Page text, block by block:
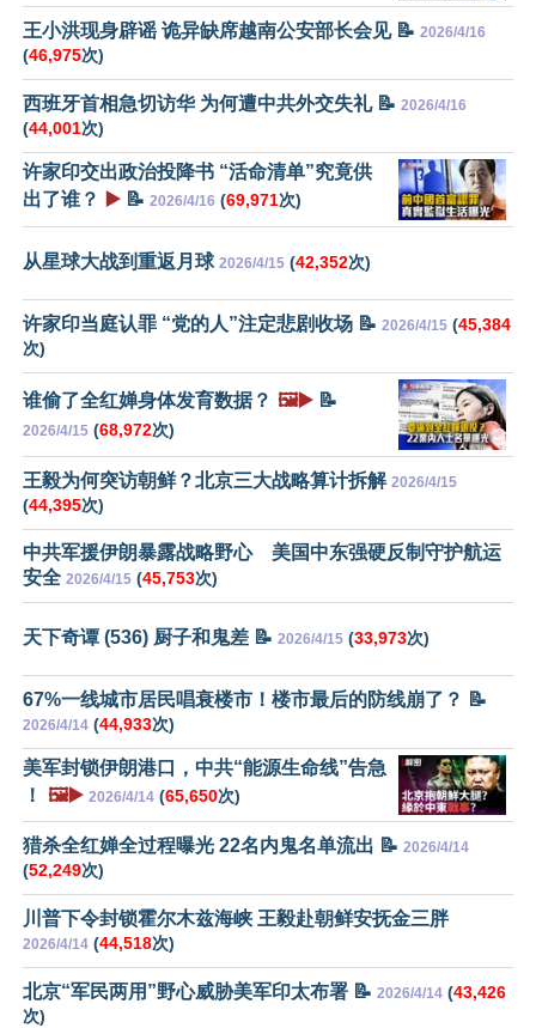
王小洪现身辟谣 诡异缺席越南公安部长会见 📝 2026/4/16
(46,975次)
西班牙首相急切访华 为何遭中共外交失礼 📝 2026/4/16
(44,001次)
许家印交出政治投降书 “活命清单”究竟供
出了谁？
▶️ 📝 2026/4/16 (69,971次)
从星球大战到重返月球 2026/4/15 (42,352次)
许家印当庭认罪 “党的人”注定悲剧收场 📝 2026/4/15 (45,384
次)
谁偷了全红婵身体发育数据？ 🖼️▶️ 📝
2026/4/15 (68,972次)
王毅为何突访朝鲜？北京三大战略算计拆解 2026/4/15
(44,395次)
中共军援伊朗暴露战略野心 美国中东强硬反制守护航运
安全 2026/4/15 (45,753次)
天下奇谭 (536) 厨子和鬼差 📝 2026/4/15 (33,973次)
67%一线城市居民唱衰楼市！楼市最后的防线崩了？ 📝
2026/4/14 (44,933次)
美军封锁伊朗港口，中共“能源生命线”告急
！
🖼️▶️ 2026/4/14 (65,650次)
猎杀全红婵全过程曝光 22名内鬼名单流出 📝 2026/4/14
(52,249次)
川普下令封锁霍尔木兹海峡 王毅赴朝鲜安抚金三胖
2026/4/14 (44,518次)
北京“军民两用”野心威胁美军印太布署 📝 2026/4/14 (43,426
次)